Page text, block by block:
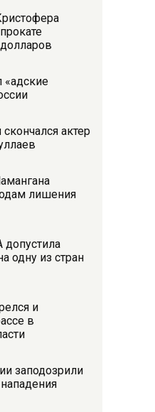
актер
лишения
одну из стран
и
в
заподозрили